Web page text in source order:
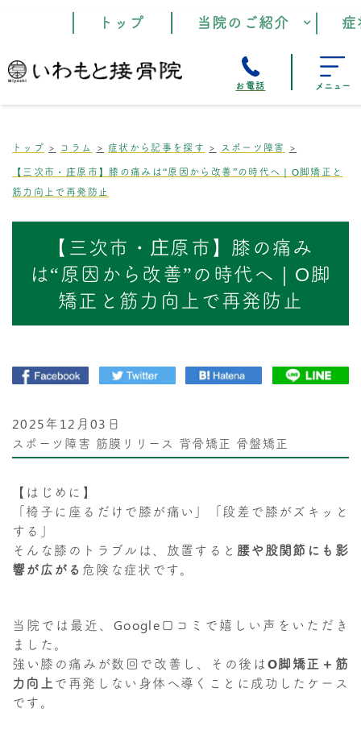
トップ 当院のご紹介
お電話 メニュー
トップ コラム 症状から記事を探す
スポーツ障害
【三次市・庄原市】膝の痛みは“原因から改善”の時代へ｜O脚矯正と
筋力向上で再発防止
【三次市・庄原市】膝の痛み
は“原因から改善”の時代へ｜O脚
矯正と筋力向上で再発防止
2025年12月03日
スポーツ障害 筋膜リリース 背骨矯正 骨盤矯正
【はじめに】
「椅子に座るだけで膝が痛い」「段差で膝がズキッと
する」
そんな膝のトラブルは、放置すると 腰や股関節にも影
響が広がる 危険な症状です。
当院では最近、Google口コミで嬉しい声をいただき
ました。
強い膝の痛みが数回で改善し、その後はO脚矯正＋筋
力向上 で再発しない身体へ導くことに成功したケース
です。